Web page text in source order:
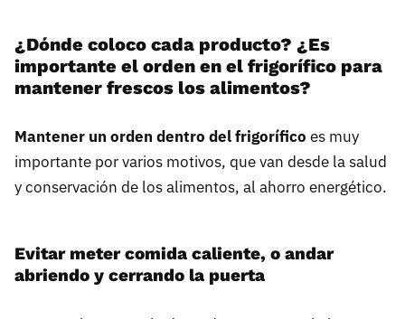
¿Dónde coloco cada producto? ¿Es
importante el orden en el frigorífico para
mantener frescos los alimentos?
Mantener un orden dentro del frigorífico es muy
importante por varios motivos, que van desde la salud
y conservación de los alimentos, al ahorro energético.
Evitar meter comida caliente, o andar
abriendo y cerrando la puerta